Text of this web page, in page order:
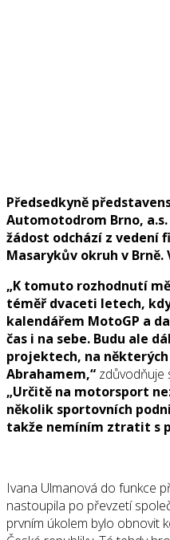
Předsedkyně
Automotodrom Brno,
žádost odchází z vedení
Masarykův okruh v Brně.
„K tomuto rozhodnutí
téměř dvaceti letech,
kalendářem MotoGP a
čas i na sebe. Budu ale
projektech, na
Abrahamem,“ zdůvodňuje
„Určitě na motorsport
několik sportovních
takže nemíním ztratit s
Ivana Ulmanová do funkce
nastoupila po převzetí
prvním úkolem bylo obnovit